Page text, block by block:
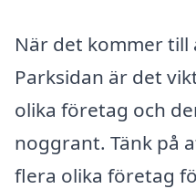
När det kommer
Parksidan är det
olika företag och
noggrant. Tänk på
flera olika företag